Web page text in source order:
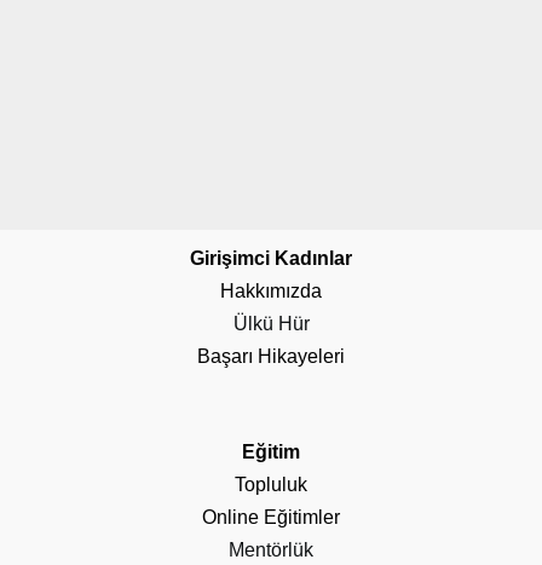
Girişimci Kadınlar
Hakkımızda
Ülkü Hür
Başarı Hikayeleri
Eğitim
Topluluk
Online Eğitimler
Mentörlük